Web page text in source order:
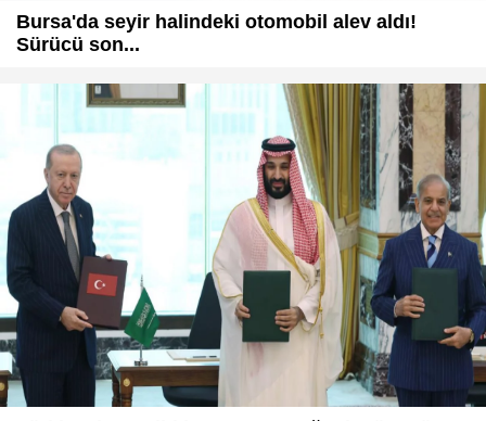
Bursa'da seyir halindeki otomobil alev aldı!
Sürücü son...